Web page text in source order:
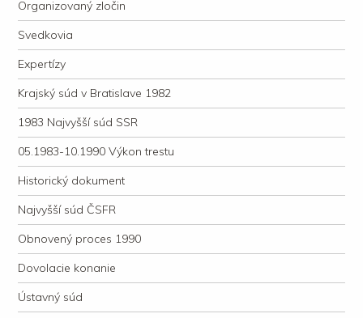
Organizovaný zločin
Svedkovia
Expertízy
Krajský súd v Bratislave 1982
1983 Najvyšší súd SSR
05.1983-10.1990 Výkon trestu
Historický dokument
Najvyšší súd ČSFR
Obnovený proces 1990
Dovolacie konanie
Ústavný súd